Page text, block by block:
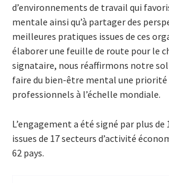
d’environnements de travail qui
mentale ainsi qu’à partager des
meilleures pratiques issues de ces
élaborer une feuille de route pour le
signataire, nous réaffirmons notre
faire du bien-être mental une priorité
professionnels à l’échelle mondiale.
L’engagement a été signé par plus
issues de 17 secteurs d’activité
62 pays.